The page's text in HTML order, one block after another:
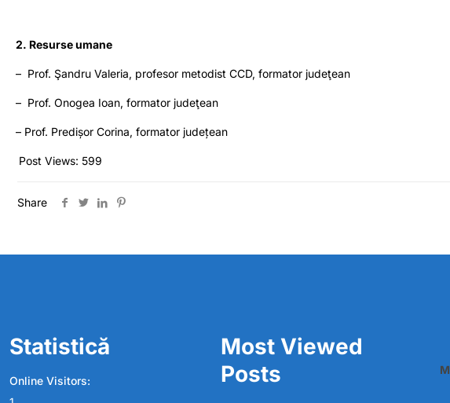
2. Resurse umane
– Prof. Şandru Valeria, profesor metodist CCD, formator judeţean
– Prof. Onogea Ioan, formator judeţean
– Prof. Predișor Corina, formator județean
Post Views: 599
Share
Statistică
Online Visitors:
Most Viewed
Posts
M